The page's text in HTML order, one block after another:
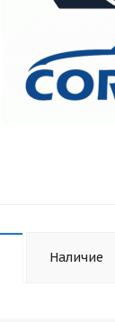
Наличие